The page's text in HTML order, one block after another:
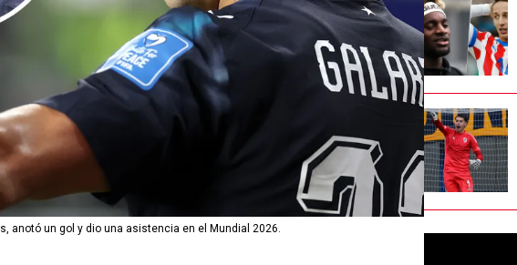
anotó un gol y dio una asistencia en el Mundial 2026.